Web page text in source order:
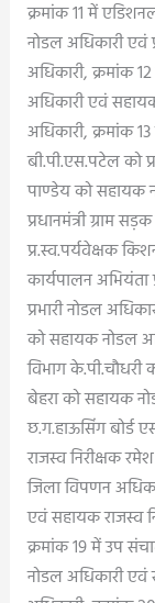
क्रमांक 11 में
नोडल अधिकारी
अधिकारी, क्रमांक
अधिकारी एवं
अधिकारी, क्रमांक
बी.पी.एस.पटेल को
पाण्डेय को सहायक
प्रधानमंत्री ग्राम
प्र.स्व.पर्यवेक्षक
कार्यपालन अभियंता
प्रभारी नोडल
को सहायक नोडल
विभाग के.पी.चौधरी
बेहरा को सहायक
छ.ग.हाऊसिंग बोर्ड
राजस्व निरीक्षक
जिला विपणन
एवं सहायक राजस्व
क्रमांक 19 में उप
नोडल अधिकारी एवं